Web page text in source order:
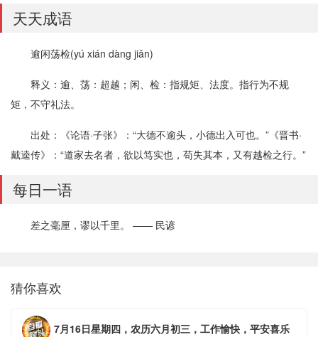
天天成语
逾闲荡检(yú xián dàng jiǎn)
释义：逾、荡：超越；闲、检：指规矩、法度。指行为不规
矩，不守礼法。
出处：《论语·子张》：“大德不逾头，小德出入可也。”《晋书·
戴逵传》：“道家去名者，欲以笃实也，苟失其本，又有越检之行。”
每日一语
差之毫厘，谬以千里。 —— 民谚
猜你喜欢
7月16日星期四，农历六月初三，工作愉快，平安喜乐